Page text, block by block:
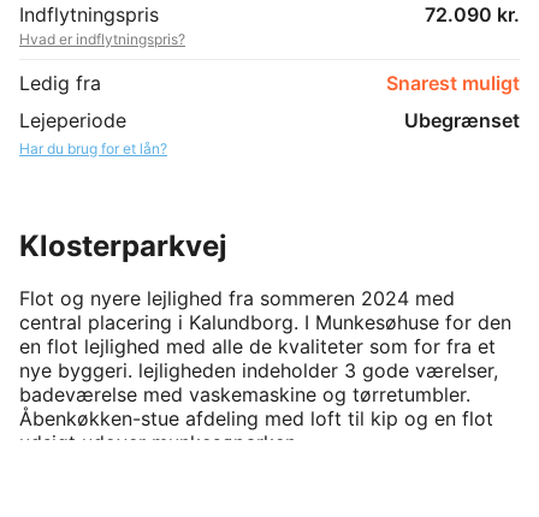
Indflytningspris
72.090 kr.
Hvad er indflytningspris?
Ledig fra
Snarest muligt
Lejeperiode
Ubegrænset
Har du brug for et lån?
Klosterparkvej
Flot og nyere lejlighed fra sommeren 2024 med
central placering i Kalundborg. I Munkesøhuse for den
en flot lejlighed med alle de kvaliteter som for fra et
nye byggeri. lejligheden indeholder 3 gode værelser,
badeværelse med vaskemaskine og tørretumbler.
Åbenkøkken-stue afdeling med loft til kip og en flot
udsigt udover munkesøparken.